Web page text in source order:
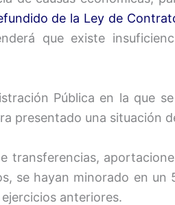
de la Ley de
que existe
Pública en la que
presentado una situación
transferencias,
se hayan minorado en un
anteriores.